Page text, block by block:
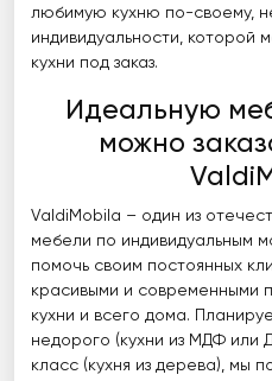
любимую кухню по-своему,
индивидуальности, которой
кухни под заказ.
Идеальную
можно
ValdiMobila – один из
мебели по индивидуальным
помочь своим постоянных
красивыми и современными
кухни и всего дома.
недорого (кухни из МДФ или
класс (кухня из дерева), мы